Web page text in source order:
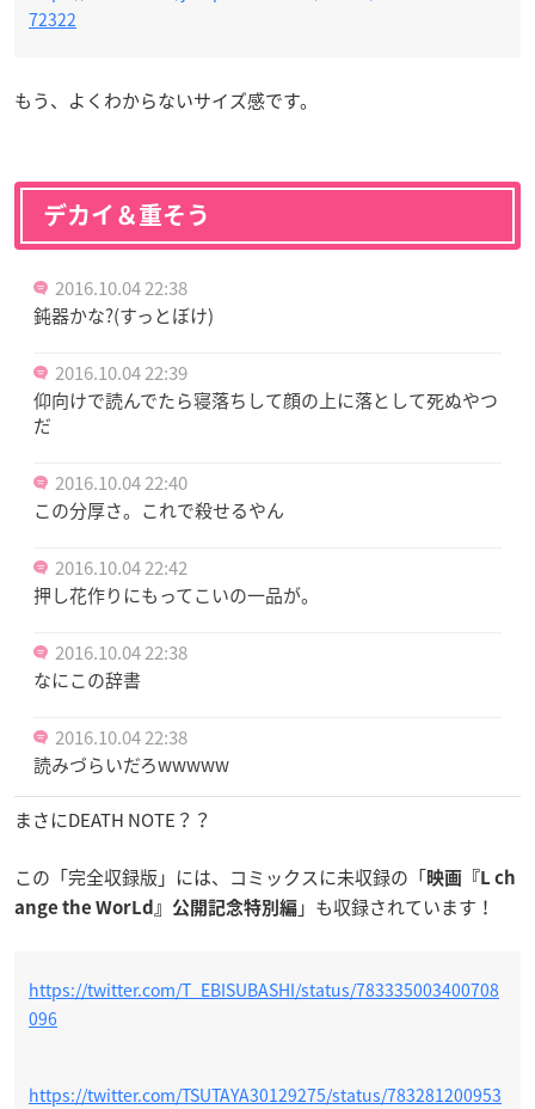
72322
もう、よくわからないサイズ感です。
デカイ＆重そう
2016.10.04 22:38
鈍器かな?(すっとぼけ)
2016.10.04 22:39
仰向けで読んでたら寝落ちして顔の上に落として死ぬやつ
だ
2016.10.04 22:40
この分厚さ。これで殺せるやん
2016.10.04 22:42
押し花作りにもってこいの一品が。
2016.10.04 22:38
なにこの辞書
2016.10.04 22:38
読みづらいだろwwwww
まさにDEATH NOTE？？
この「完全収録版」には、コミックスに未収録の「映画『L ch
ange the WorLd』公開記念特別編 」も収録されています！
https://twitter.com/T_EBISUBASHI/status/783335003400708
096
https://twitter.com/TSUTAYA30129275/status/783281200953